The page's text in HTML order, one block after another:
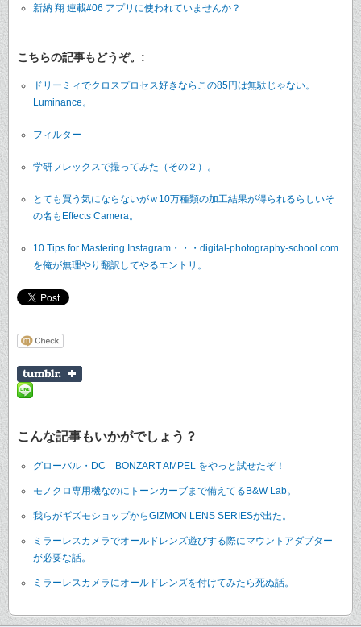
新納 翔 連載#06 アプリに使われていませんか？
こちらの記事もどうぞ。:
ドリーミィでクロスプロセス好きならこの85円は無駄じゃない。
Luminance。
フィルター
学研フレックスで撮ってみた（その２）。
とても買う気にならないがｗ10万種類の加工結果が得られるらしいそ
の名もEffects Camera。
10 Tips for Mastering Instagram・・・digital-photography-school.com
を俺が無理やり翻訳してやるエントリ。
こんな記事もいかがでしょう？
グローバル・DC BONZART AMPEL をやっと試せたぞ！
モノクロ専用機なのにトーンカーブまで備えてるB&W Lab。
我らがギズモショップからGIZMON LENS SERIESが出た。
ミラーレスカメラでオールドレンズ遊びする際にマウントアダプター
が必要な話。
ミラーレスカメラにオールドレンズを付けてみたら死ぬ話。